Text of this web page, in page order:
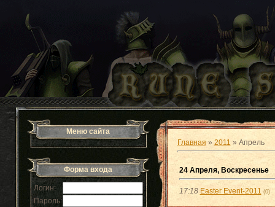
Меню сайта
Форма входа
Логин:
Пароль:
Главная » 2011 » Апрель
24 Апреля, Воскресенье
17:18 Easter Event-2011 (0)